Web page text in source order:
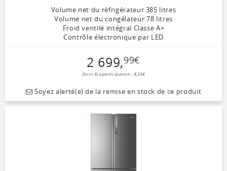
Volume net du réfrigérateur 385 litres
Volume net du congélateur 78 litres
Froid ventilé intégral Classe A+
Contrôle électronique par LED
2 699,99€
Dont Ecoparticipation : 8,33€
Soyez alerté(e) de la remise en stock de ce produit